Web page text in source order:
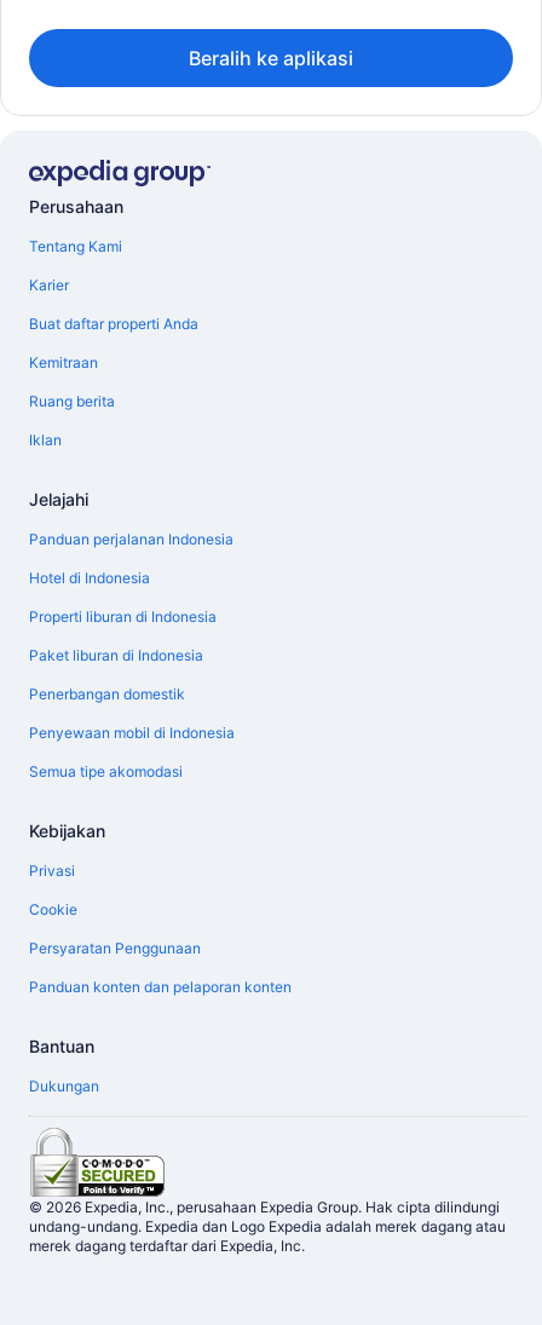
Beralih ke aplikasi
Perusahaan
Tentang Kami
Karier
Buat daftar properti Anda
Kemitraan
Ruang berita
Iklan
Jelajahi
Panduan perjalanan Indonesia
Hotel di Indonesia
Properti liburan di Indonesia
Paket liburan di Indonesia
Penerbangan domestik
Penyewaan mobil di Indonesia
Semua tipe akomodasi
Kebijakan
Privasi
Cookie
Persyaratan Penggunaan
Panduan konten dan pelaporan konten
Bantuan
Dukungan
© 2026 Expedia, Inc., perusahaan Expedia Group. Hak cipta dilindungi
undang-undang. Expedia dan Logo Expedia adalah merek dagang atau
merek dagang terdaftar dari Expedia, Inc.